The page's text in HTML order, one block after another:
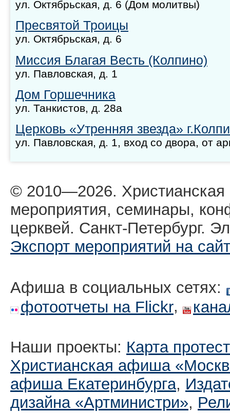
ул. Октябрьская, д. 6 (Дом молитвы)
Пресвятой Троицы
ул. Октябрьская, д. 6
Миссия Благая Весть (Колпино)
ул. Павловская, д. 1
Дом Горшечника
ул. Танкистов, д. 28а
Церковь «Утренняя звезда»
ул. Павловская, д. 1, вход со двора, от
© 2010—2026.
мероприятия, семинары,
церквей. Санкт-Петербург.
Экспорт мероприятий на сайт
Афиша в социальных сетях:
фотоотчеты на Flickr,
Наши проекты: Карта
Христианская афиша
афиша Екатеринбургa,
дизайна «Артминистри»,